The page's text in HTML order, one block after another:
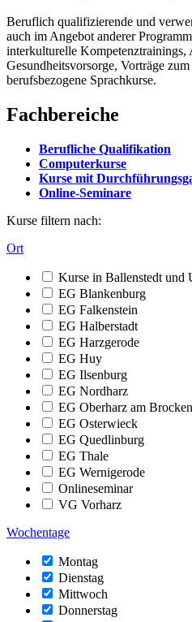
Beruflich qualifizierende und
auch im Angebot anderer
interkulturelle Kompetenztrainings,
Gesundheitsvorsorge, Vorträge
berufsbezogene Sprachkurse.
Fachbereiche
Berufliche Qualifikation
Computerkurse
Kurse mit
Online-Seminare
Kurse filtern nach:
Ort
Kurse in Ballenstedt und
EG Blankenburg
EG Falkenstein
EG Halberstadt
EG Harzgerode
EG Huy
EG Ilsenburg
EG Nordharz
EG Oberharz am Brocken
EG Osterwieck
EG Quedlinburg
EG Thale
EG Wernigerode
Onlineseminar
VG Vorharz
Wochentage
Montag
Dienstag
Mittwoch
Donnerstag